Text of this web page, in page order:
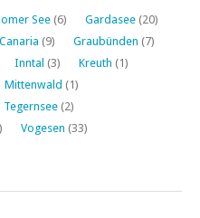
See (6) Gardasee (20)
(9) Graubünden (7)
Inntal (3) Kreuth (1)
Mittenwald (1)
Tegernsee (2)
Vogesen (33)